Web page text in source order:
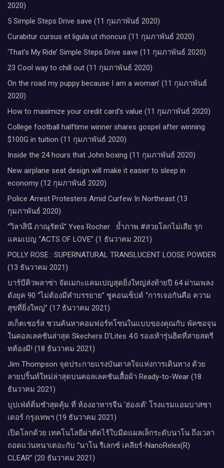
2020)
5 Simple Steps Drive save (11 กุมภาพันธ์ 2020)
Curabitur cursus et ligula ut rhoncus (11 กุมภาพันธ์ 2020)
‘That’s My Ride’ Simple Steps Drive save (11 กุมภาพันธ์ 2020)
23 Cool way to chill out (11 กุมภาพันธ์ 2020)
On the road my puppy because I am a woman’ (11 กุมภาพันธ์
2020)
How to maximize your credit card’s value (11 กุมภาพันธ์ 2020)
College football halftime winner shares gospel after winning
$100G in tuition (11 กุมภาพันธ์ 2020)
Inside the 24 hours that John boxing (11 กุมภาพันธ์ 2020)
New airplane seat design will make it easier to sleep in
economy (12 กุมภาพันธ์ 2020)
Police Arrest Protesters Amid Curfew In Northeast (13
กุมภาพันธ์ 2020)
“วิลาสินี ภาณุรัตน์” Yves Rocher​ ย้ำภาพ #สวยโลกไม่เสีย รุก
แคมเปญ “ACTS OF LOVE” (1 ธันวาคม 2021)
POLLY ROSE : SUPERNATURAL TRANSLUCENT LOOSE POWDER
(13 ธันวาคม 2021)
บาร์บีคิวพลาซ่า จัดเมกะแคมเปญสุดยิ่งใหญ่ส่งท้ายปี 64 ผ่านเพลง
ดังยุค 90 “ไม่ต้องมีคำบรรยาย” ชูคอนเซ็ปต์ “การเจอกันคือ ความ
สุขที่ยิ่งใหญ่” (17 ธันวาคม 2021)
สเก็ตเชอร์ส ชวนค้นหาคอมฟอร์ทโซนในแบบของคุณกับ พัคซอจุน
ในคอลเลคชันล่าสุด Skechers D’Lites 4.0 รองเท้ารุ่นฮิตที่สายสตรี
ทต้องมี! (18 ธันวาคม 2021)
Jim Thompson จุดประกายแรงบันดาลใจแห่งการเดินทาง ด้วย
ลายปริ้นท์ใหม่ล่าสุดบนคอลเลคชันเสื้อผ้า Ready-to-Wear (18
ธันวาคม 2021)
บุปเฟ่ต์ติ่มซำสุดคุ้ม ที่ ห้อง​อาหารจีน​ ‘ฮ่องเต้’ โรงแรม​แอม​บาส​ซา​
เดอร์​ กรุงเทพฯ​ (19 ธันวาคม 2021)
เปิดโลกด้วย เทคโนโลยีผ่าตัดไร้ใบมีดแผลเล็กระดับนาโน ถึงเวลา
ถอดแว่นหนาเตอะกับ “นาโน รีเลกซ์ เคลียร์-NanoRelex(R)
CLEAR” (20 ธันวาคม 2021)